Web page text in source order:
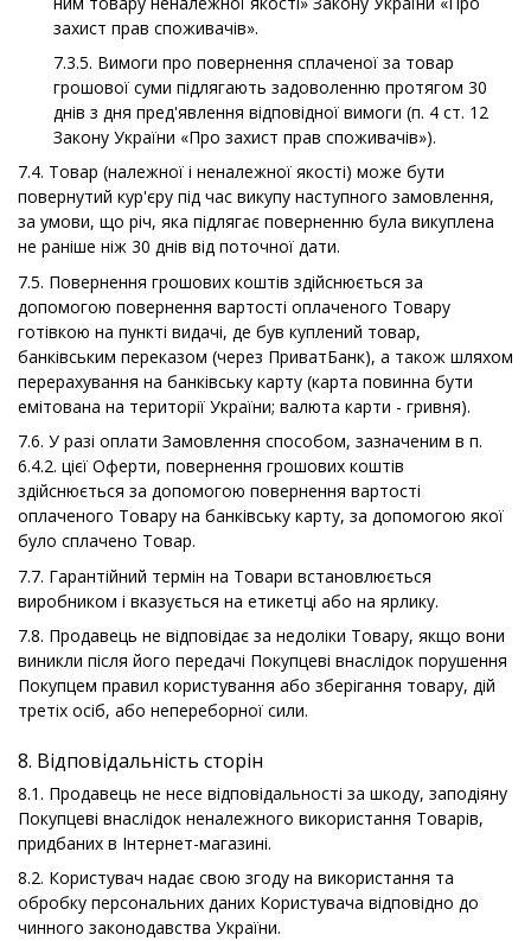
захист прав споживачів».
7.3.5. Вимоги про повернення сплаченої за товар
грошової суми підлягають задоволенню протягом 30
днів з дня пред'явлення відповідної вимоги (п. 4 ст. 12
Закону України «Про захист прав споживачів»).
7.4. Товар (належної і неналежної якості) може бути
повернутий кур'єру під час викупу наступного замовлення,
за умови, що річ, яка підлягає поверненню була викуплена
не раніше ніж 30 днів від поточної дати.
7.5. Повернення грошових коштів здійснюється за
допомогою повернення вартості оплаченого Товару
готівкою на пункті видачі, де був куплений товар,
банківським переказом (через ПриватБанк), а також шляхом
перерахування на банківську карту (карта повинна бути
емітована на території України; валюта карти - гривня).
7.6. У разі оплати Замовлення способом, зазначеним в п.
6.4.2. цієї Оферти, повернення грошових коштів
здійснюється за допомогою повернення вартості
оплаченого Товару на банківську карту, за допомогою якої
було сплачено Товар.
7.7. Гарантійний термін на Товари встановлюється
виробником і вказується на етикетці або на ярлику.
7.8. Продавець не відповідає за недоліки Товару, якщо вони
виникли після його передачі Покупцеві внаслідок порушення
Покупцем правил користування або зберігання товару, дій
третіх осіб, або непереборної сили.
8. Відповідальність сторін
8.1. Продавець не несе відповідальності за шкоду, заподіяну
Покупцеві внаслідок неналежного використання Товарів,
придбаних в Інтернет-магазині.
8.2. Користувач надає свою згоду на використання та
обробку персональних даних Користувача відповідно до
чинного законодавства України.